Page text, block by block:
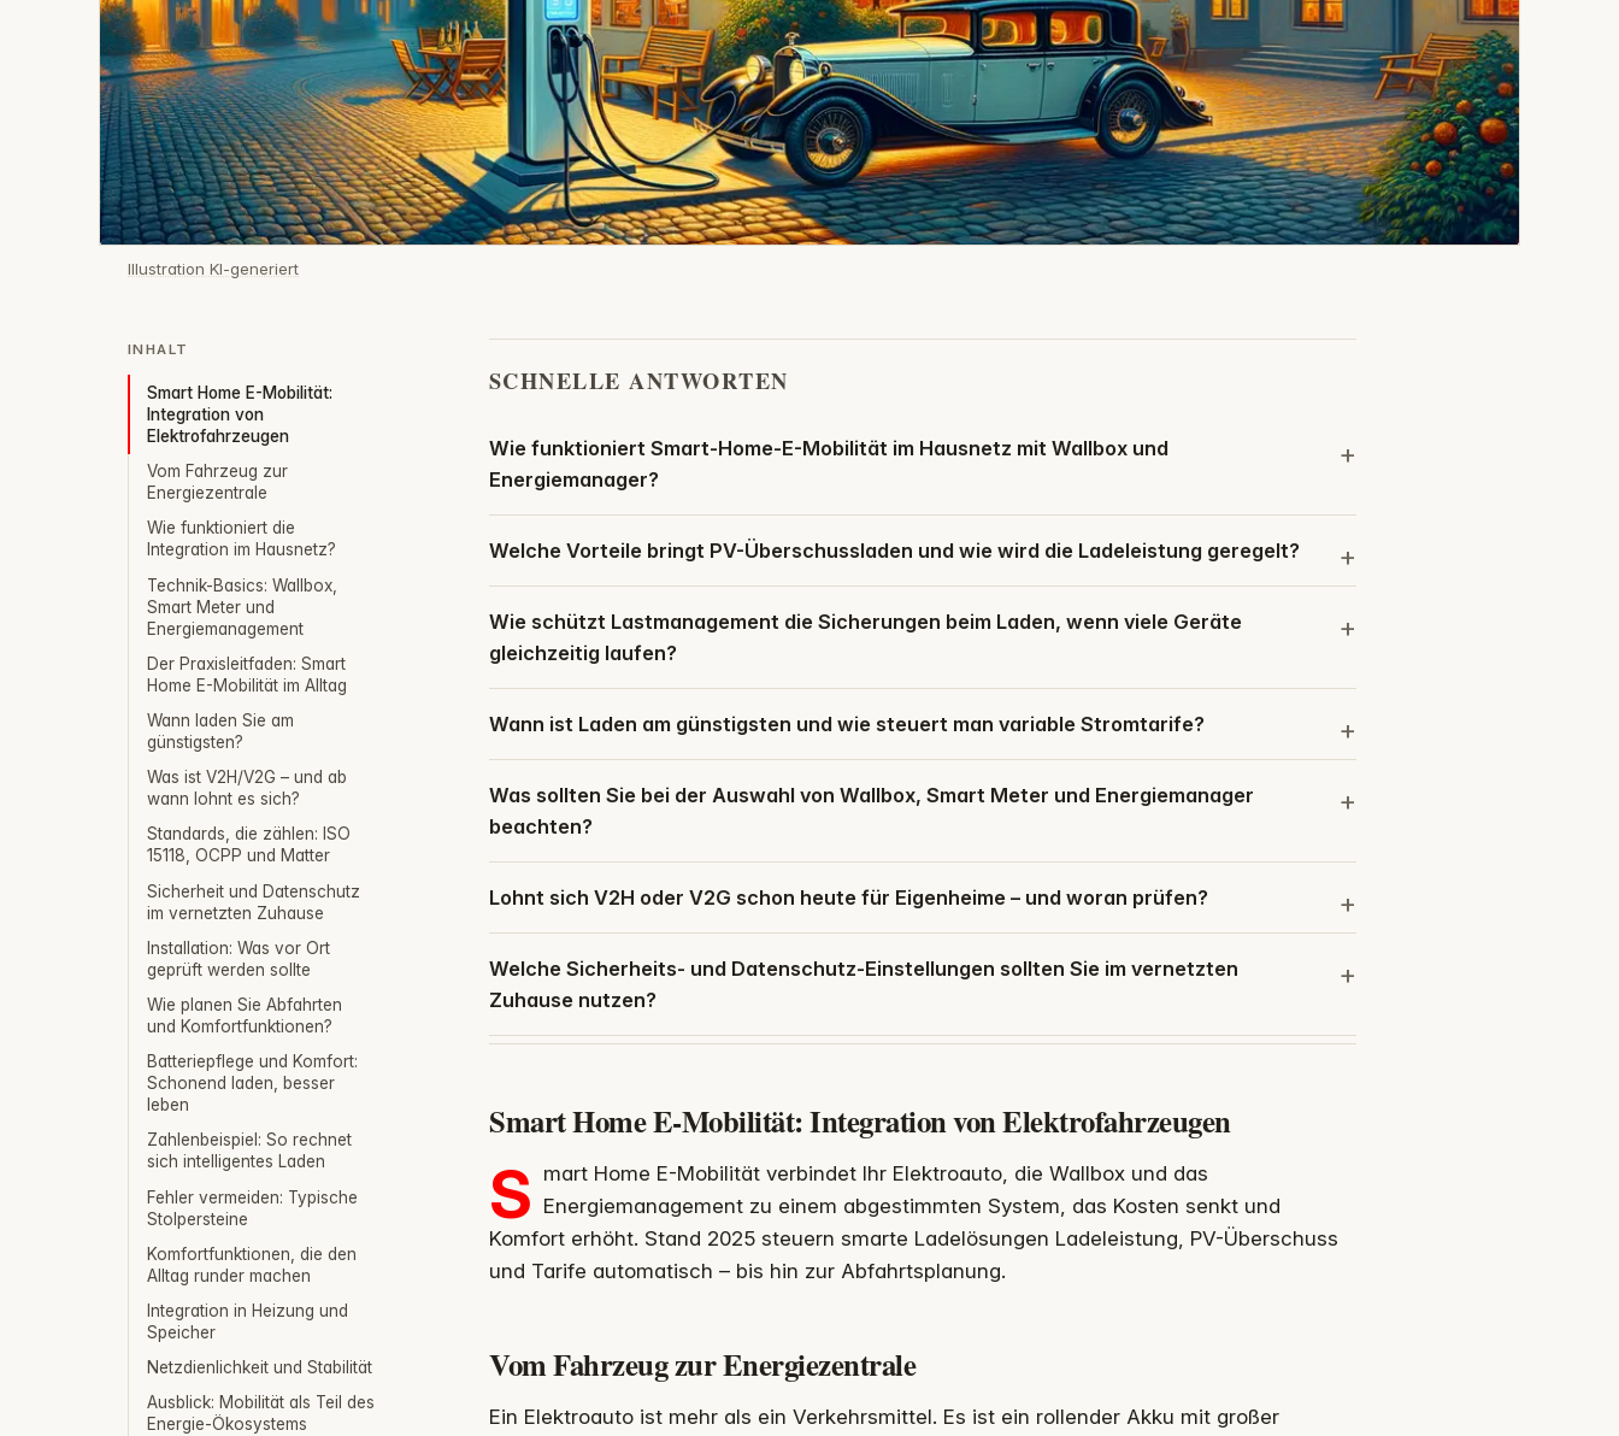
Illustration KI-generiert
INHALT
Smart Home E-Mobilität:
Integration von
Elektrofahrzeugen
Vom Fahrzeug zur
Energiezentrale
Wie funktioniert die
Integration im Hausnetz?
Technik-Basics: Wallbox,
Smart Meter und
Energiemanagement
Der Praxisleitfaden: Smart
Home E-Mobilität im Alltag
Wann laden Sie am
günstigsten?
Was ist V2H/V2G – und ab
wann lohnt es sich?
Standards, die zählen: ISO
15118, OCPP und Matter
Sicherheit und Datenschutz
im vernetzten Zuhause
Installation: Was vor Ort
geprüft werden sollte
Wie planen Sie Abfahrten
und Komfortfunktionen?
Batteriepflege und Komfort:
Schonend laden, besser
leben
Zahlenbeispiel: So rechnet
sich intelligentes Laden
Fehler vermeiden: Typische
Stolpersteine
Komfortfunktionen, die den
Alltag runder machen
Integration in Heizung und
Speicher
Netzdienlichkeit und Stabilität
Ausblick: Mobilität als Teil des
Energie-Ökosystems
SCHNELLE ANTWORTEN
Wie funktioniert Smart-Home-E-Mobilität im Hausnetz mit Wallbox und
Energiemanager?
Welche Vorteile bringt PV-Überschussladen und wie wird die Ladeleistung geregelt?
Wie schützt Lastmanagement die Sicherungen beim Laden, wenn viele Geräte
gleichzeitig laufen?
Wann ist Laden am günstigsten und wie steuert man variable Stromtarife?
Was sollten Sie bei der Auswahl von Wallbox, Smart Meter und Energiemanager
beachten?
Lohnt sich V2H oder V2G schon heute für Eigenheime – und woran prüfen?
Welche Sicherheits- und Datenschutz-Einstellungen sollten Sie im vernetzten
Zuhause nutzen?
Smart Home E-Mobilität: Integration von Elektrofahrzeugen
S mart Home E-Mobilität verbindet Ihr Elektroauto, die Wallbox und das
Energiemanagement zu einem abgestimmten System, das Kosten senkt und
Komfort erhöht. Stand 2025 steuern smarte Ladelösungen Ladeleistung, PV-Überschuss
und Tarife automatisch – bis hin zur Abfahrtsplanung.
Vom Fahrzeug zur Energiezentrale
Ein Elektroauto ist mehr als ein Verkehrsmittel. Es ist ein rollender Akku mit großer